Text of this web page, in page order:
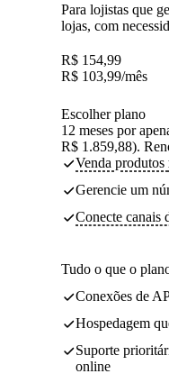
Para lojistas que
lojas, com
R$ 154,99
R$ 103,99/mês
Escolher plano
12 meses por
R$ 1.859,88).
Venda produtos
Gerencie um
Conecte canais
Tudo o que o
Conexões de
Hospedagem
Suporte
online